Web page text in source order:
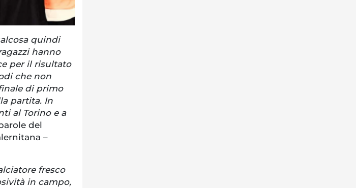
quindi
hanno
per il risultato
che non
di primo
partita. In
al Torino e a
del
–
fresco
in campo,